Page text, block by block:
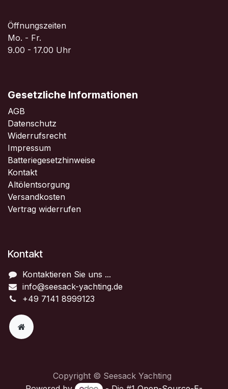
Öffnungszeiten
Mo. - Fr.
9.00 - 17.00 Uhr
Gesetzliche Informationen
AGB
Datenschutz
Widerrufsrecht
Impressum
Batteriegesetzhinweise
Kontakt
Altölentsorgung
Versandkosten
Vertrag widerrufen
Kontakt
Kontaktieren Sie uns ...
info@seesack-yachting.de
+49 7141 8999123
Copyright © Seesack Yachting